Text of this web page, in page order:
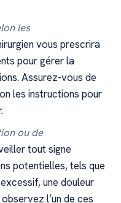
les
vous prescrira
pour gérer la
Assurez-vous de
les instructions pour
ou de
tout signe
potentielles, tels que
une douleur
l’un de ces